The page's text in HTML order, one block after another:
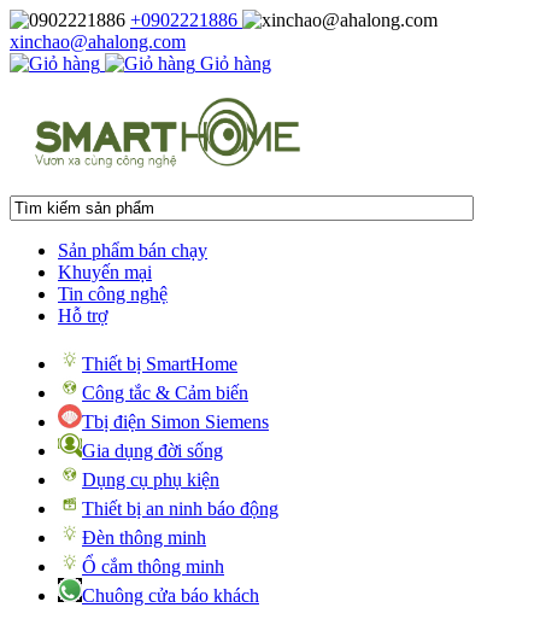
+0902221886
xinchao@ahalong.com
Giỏ hàng
Sản phẩm bán chạy
Khuyến mại
Tin công nghệ
Hỗ trợ
Thiết bị SmartHome
Công tắc & Cảm biến
Tbị điện Simon Siemens
Gia dụng đời sống
Dụng cụ phụ kiện
Thiết bị an ninh báo động
Đèn thông minh
Ổ cắm thông minh
Chuông cửa báo khách